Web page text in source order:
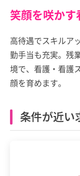
笑顔を咲か
高待遇でスキルア
勤手当も充実。残
境で、看護・看護
顔を育めます。
条件が近い